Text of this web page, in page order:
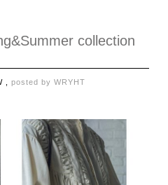
collection
, posted by WRYHT